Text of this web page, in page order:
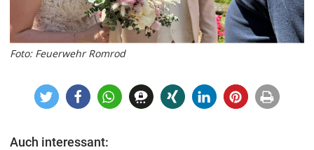
Foto: Feuerwehr Romrod
Auch interessant: